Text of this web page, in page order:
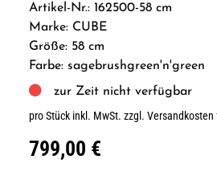
Artikel-Nr.: 162500-58 cm
Marke: CUBE
Größe: 58 cm
Farbe: sagebrushgreen'n'green
zur Zeit nicht verfügbar
pro Stück inkl. MwSt. zzgl. Versandkosten
799,00 €